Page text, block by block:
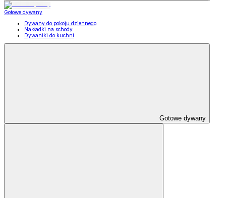
Gotowe dywany
Dywany do pokoju dziennego
Nakładki na schody
Dywaniki do kuchni
Gotowe dywany